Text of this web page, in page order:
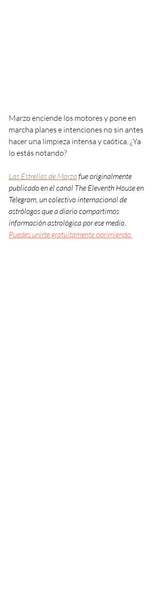
Marzo enciende los motores y pone en
marcha planes e intenciones no sin antes
hacer una limpieza intensa y caótica. ¿Ya
lo estás notando?
Las Estrellas de Marzofue originalmente
publicado en el canal The Eleventh House en
Telegram, un colectivo internacional de
astrólogos que a diario compartimos
información astrológica por ese medio.
Puedes unirte gratuitamente oprimiendo